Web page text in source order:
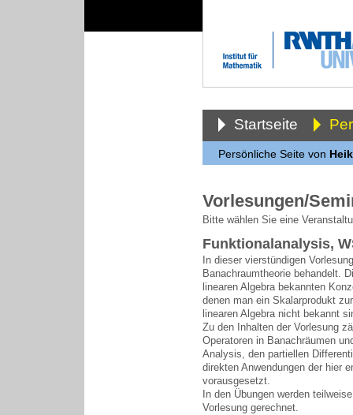
Startseite
Persönliche Seite von
Vorlesungen/
Bitte wählen Sie eine
Funktionalanalysis,
In dieser vierstündigen
Banachraumtheorie behandelt.
linearen Algebra bekannten
denen man ein Skalarprodukt
linearen Algebra nicht bekannt
Zu den Inhalten der Vorlesung
Operatoren in Banachräumen
Analysis, den partiellen
direkten Anwendungen der hier
vorausgesetzt.
In den Übungen werden
Vorlesung gerechnet.